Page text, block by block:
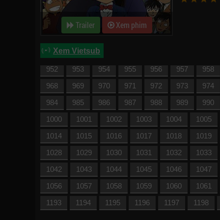
Trailer Xem phim
Xem Vietsub
888
890 892 893 894
904
905 906 907 908
921 922 923 924
936
937 938
952
953 954 955 956 957 958
968
969 970 971 972 973 974
984
985 986 987 988 989 990
1000
1001 1002 1003 1004 1005
1014
1015 1016 1017 1018 1019
1028
1029 1030 1031 1032 1033
1042
1043 1044 1045 1046 1047
1056
1057 1058 1059 1060 1061
1193
1194 1195 1196 1197 1198